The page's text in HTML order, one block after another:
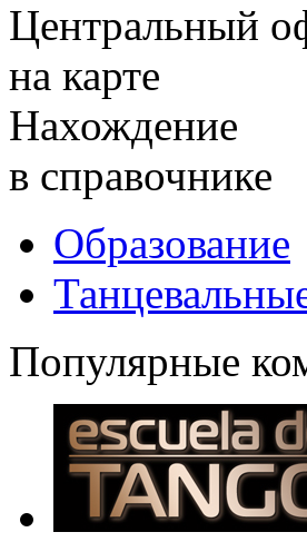
Центральный
на карте
Нахождение
в справочнике
Образование
Популярные